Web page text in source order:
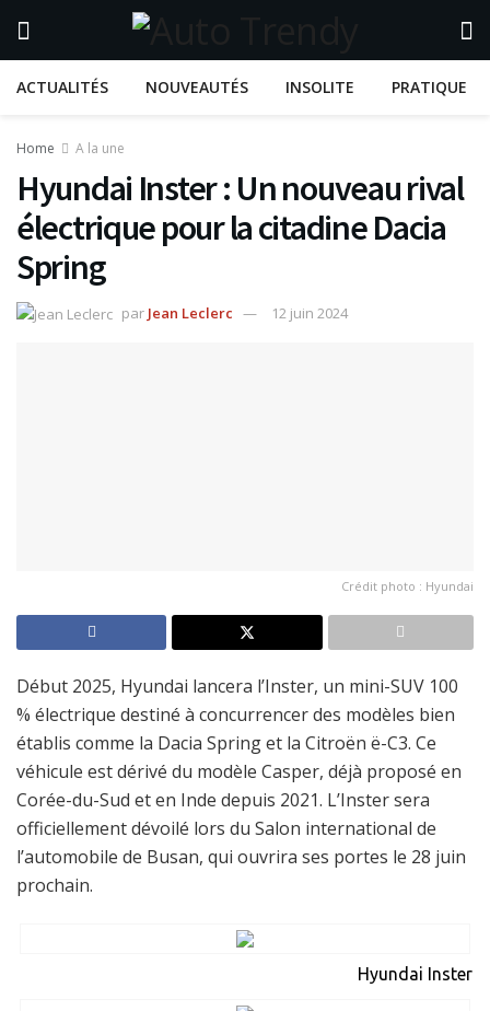
ACTUALITÉS NOUVEAUTÉS INSOLITE PRATIQUE
Home A la une
Hyundai Inster : Un nouveau rival
électrique pour la citadine Dacia
Spring
par Jean Leclerc 12 juin 2024
Crédit photo : Hyundai
Début 2025, Hyundai lancera l’Inster, un mini-SUV 100
% électrique destiné à concurrencer des modèles bien
établis comme la Dacia Spring et la Citroën ë-C3. Ce
véhicule est dérivé du modèle Casper, déjà proposé en
Corée-du-Sud et en Inde depuis 2021. L’Inster sera
officiellement dévoilé lors du Salon international de
l’automobile de Busan, qui ouvrira ses portes le 28 juin
prochain.
Hyundai Inster